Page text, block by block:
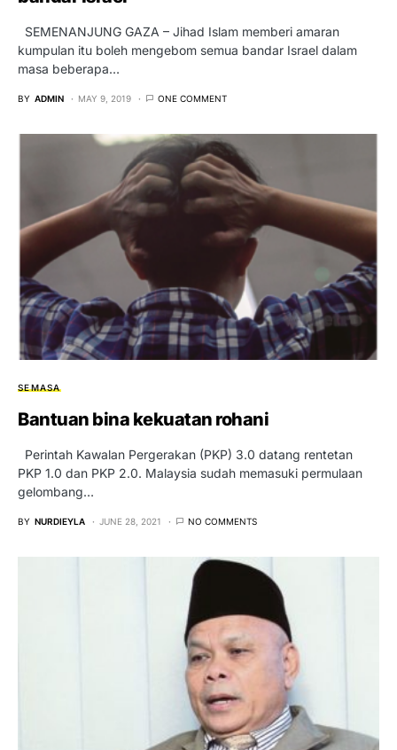
SEMENANJUNG GAZA – Jihad Islam memberi amaran
kumpulan itu boleh mengebom semua bandar Israel dalam
masa beberapa…
BY ADMIN MAY 9, 2019 ONE COMMENT
SEMASA
Bantuan bina kekuatan rohani
Perintah Kawalan Pergerakan (PKP) 3.0 datang rentetan
PKP 1.0 dan PKP 2.0. Malaysia sudah memasuki permulaan
gelombang…
BY NURDIEYLA JUNE 28, 2021 NO COMMENTS